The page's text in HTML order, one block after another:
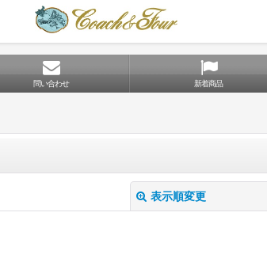
問い合わせ 新着商品
表示順変更